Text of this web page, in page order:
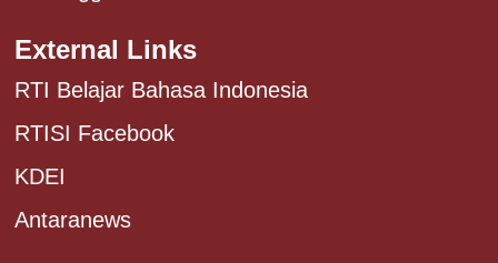
External Links
RTI Belajar Bahasa Indonesia
RTISI Facebook
KDEI
Antaranews